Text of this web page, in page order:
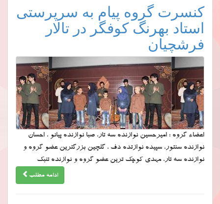
کنسرت گروه پیام به سرپرستی
استاد بهرنگ کوفگر در تالار
فرشچیان
اعضاء گروه : امیرحسین نوازنده سه تار، صبا نوازنده پیانو ، احسان
نوازنده سنتور، سپیده نوازتده دف ، گلچین بزرگترین عضو گروه و
نوازنده سه تار، مهدی کوچک ترین عضو گروه و نوازنده تنبک
ادامه مطلب